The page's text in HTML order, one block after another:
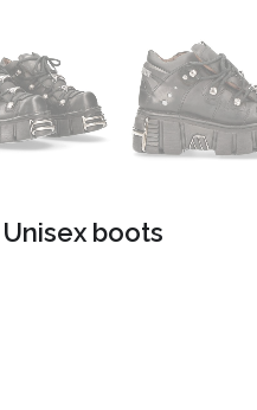
boots